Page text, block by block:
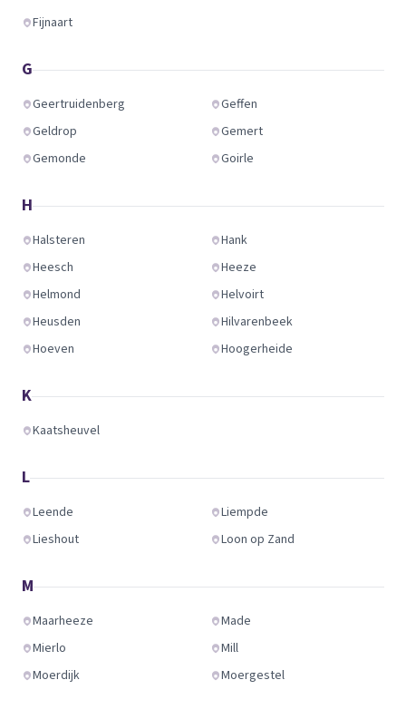
Fijnaart
G
Geertruidenberg
Geffen
Geldrop
Gemert
Gemonde
Goirle
H
Halsteren
Hank
Heesch
Heeze
Helmond
Helvoirt
Heusden
Hilvarenbeek
Hoeven
Hoogerheide
K
Kaatsheuvel
L
Leende
Liempde
Lieshout
Loon op Zand
M
Maarheeze
Made
Mierlo
Mill
Moerdijk
Moergestel